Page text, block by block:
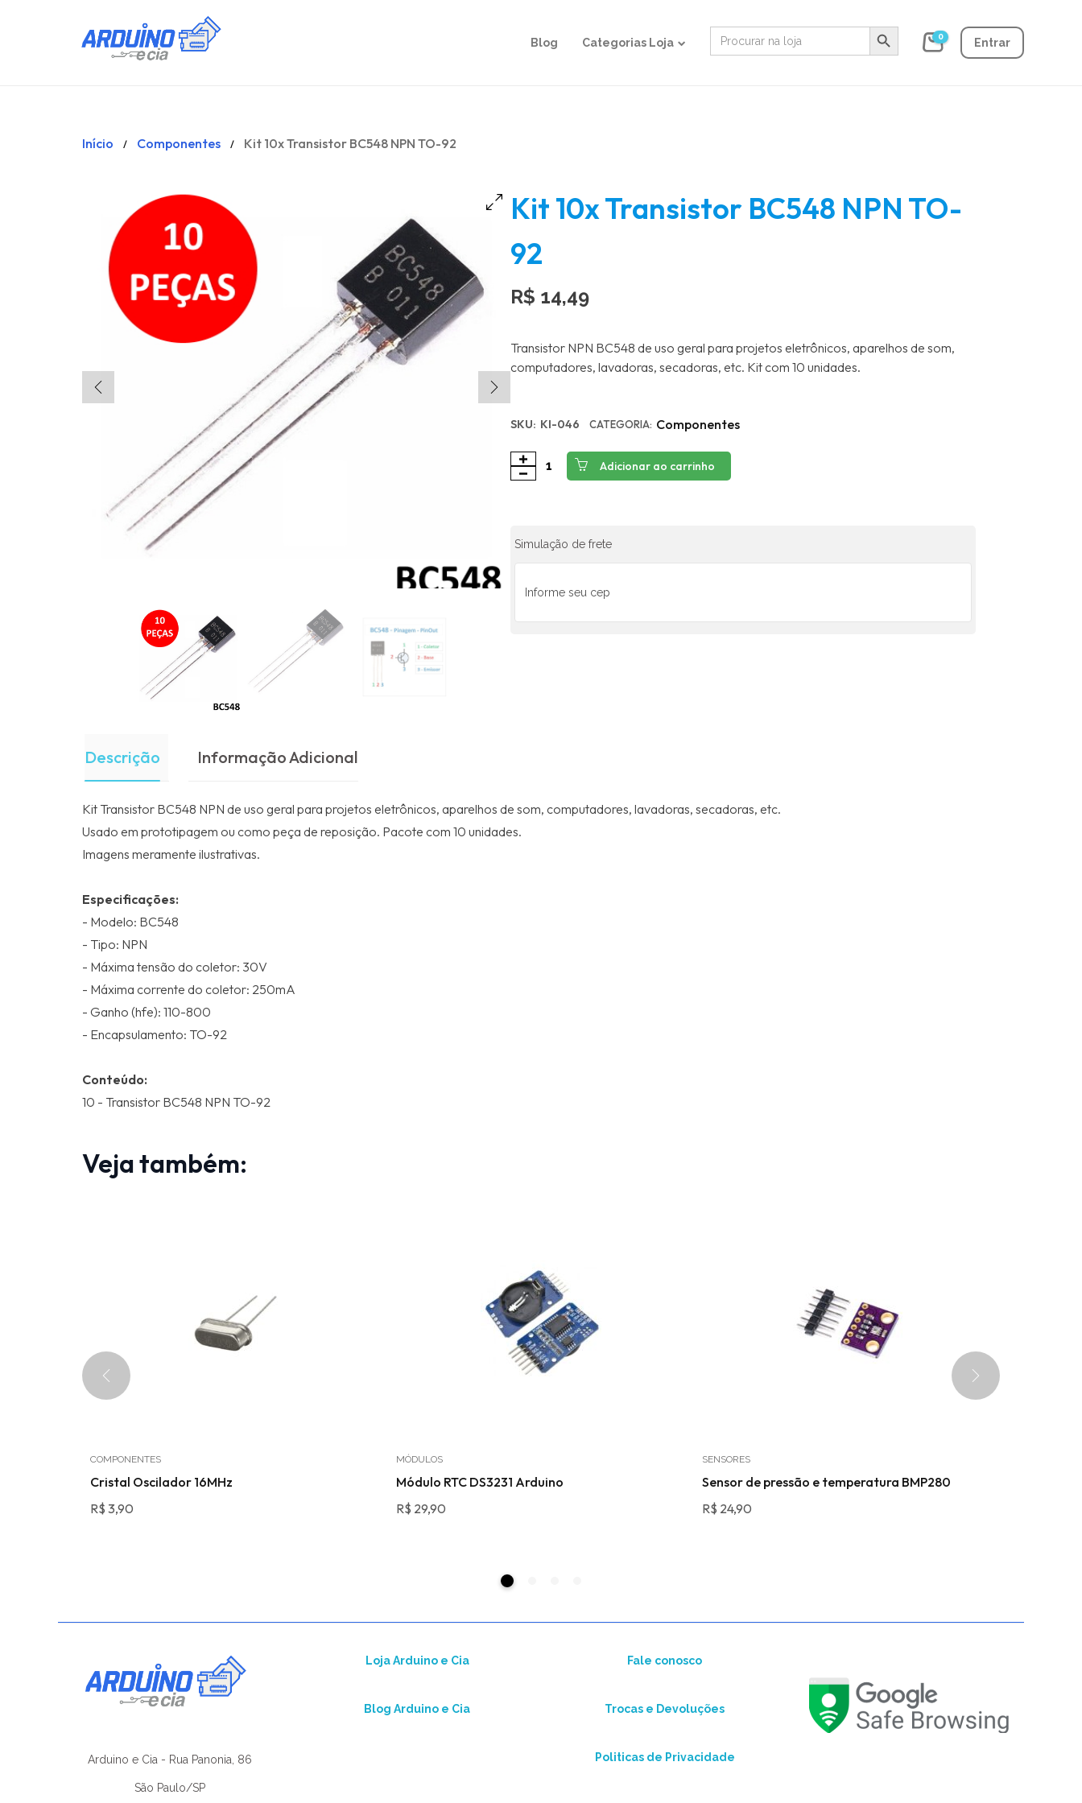
Blog Categorias Loja
Search
for:
Search Button
0 Entrar
Início / Componentes / Kit 10x Transistor BC548 NPN TO-92
Kit 10x Transistor BC548 NPN TO-
92
R$ 14,49
Transistor NPN BC548 de uso geral para projetos eletrônicos, aparelhos de som,
computadores, lavadoras, secadoras, etc. Kit com 10 unidades.
SKU: KI-046 CATEGORIA: Componentes
Adicionar ao carrinho
Simulação de frete
Descrição Informação Adicional
Kit Transistor BC548 NPN de uso geral para projetos eletrônicos, aparelhos de som, computadores, lavadoras, secadoras, etc.
Usado em prototipagem ou como peça de reposição. Pacote com 10 unidades.
Imagens meramente ilustrativas.
Especificações:
- Modelo: BC548
- Tipo: NPN
- Máxima tensão do coletor: 30V
- Máxima corrente do coletor: 250mA
- Ganho (hfe): 110-800
- Encapsulamento: TO-92
Conteúdo:
10 - Transistor BC548 NPN TO-92
Veja também:
COMPONENTES
Cristal Oscilador 16MHz
R$ 3,90
MÓDULOS
Módulo RTC DS3231 Arduino
R$ 29,90
SENSORES
Sensor de pressão e temperatura BMP280
R$ 24,90
Arduino e Cia - Rua Panonia, 86
São Paulo/SP
Loja Arduino e Cia
Blog Arduino e Cia
Fale conosco
Trocas e Devoluções
Politicas de Privacidade